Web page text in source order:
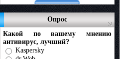
Опрос
Какой по вашему мнению
антивирус, лучший?
Kaspersky